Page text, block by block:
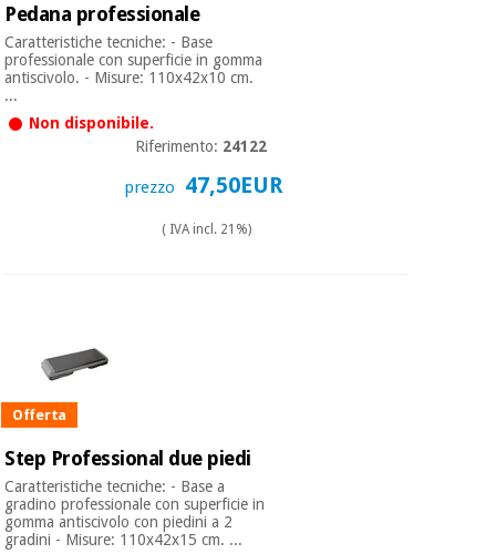
Pedana professionale
Caratteristiche tecniche: - Base
professionale con superficie in gomma
antiscivolo. - Misure: 110x42x10 cm.
...
Non disponibile.
Riferimento: 24122
prezzo 47,50EUR
( IVA incl. 21%)
Offerta
Step Professional due piedi
Caratteristiche tecniche: - Base a
gradino professionale con superficie in
gomma antiscivolo con piedini a 2
gradini - Misure: 110x42x15 cm. ...